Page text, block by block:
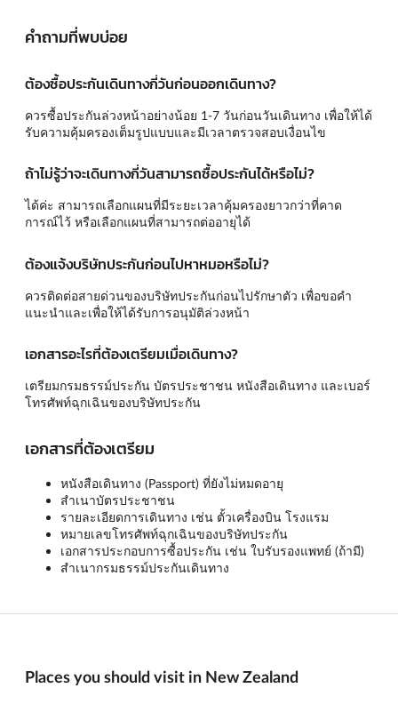
คำถามที่พบบ่อย
ต้องซื้อประกันเดินทางกี่วันก่อนออกเดินทาง?
ควรซื้อประกันล่วงหน้าอย่างน้อย 1-7 วันก่อนวันเดินทาง เพื่อให้ได้
รับความคุ้มครองเต็มรูปแบบและมีเวลาตรวจสอบเงื่อนไข
ถ้าไม่รู้ว่าจะเดินทางกี่วันสามารถซื้อประกันได้หรือไม่?
ได้ค่ะ สามารถเลือกแผนที่มีระยะเวลาคุ้มครองยาวกว่าที่คาด
การณ์ไว้ หรือเลือกแผนที่สามารถต่ออายุได้
ต้องแจ้งบริษัทประกันก่อนไปหาหมอหรือไม่?
ควรติดต่อสายด่วนของบริษัทประกันก่อนไปรักษาตัว เพื่อขอคำ
แนะนำและเพื่อให้ได้รับการอนุมัติล่วงหน้า
เอกสารอะไรที่ต้องเตรียมเมื่อเดินทาง?
เตรียมกรมธรรม์ประกัน บัตรประชาชน หนังสือเดินทาง และเบอร์
โทรศัพท์ฉุกเฉินของบริษัทประกัน
เอกสารที่ต้องเตรียม
หนังสือเดินทาง (Passport) ที่ยังไม่หมดอายุ
สำเนาบัตรประชาชน
รายละเอียดการเดินทาง เช่น ตั้วเครื่องบิน โรงแรม
หมายเลขโทรศัพท์ฉุกเฉินของบริษัทประกัน
เอกสารประกอบการซื้อประกัน เช่น ใบรับรองแพทย์ (ถ้ามี)
สำเนากรมธรรม์ประกันเดินทาง
Places you should visit in New Zealand